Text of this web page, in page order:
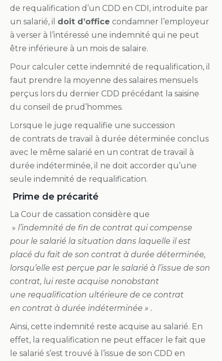
de requalification d’un CDD en CDI, introduite par
un salarié, il doit d’office condamner l’employeur
à verser à l’intéressé une indemnité qui ne peut
être inférieure à un mois de salaire.
Pour calculer cette indemnité de requalification, il
faut prendre la moyenne des salaires mensuels
perçus lors du dernier CDD précédant la saisine
du conseil de prud’hommes.
Lorsque le juge requalifie une succession
de contrats de travail à durée déterminée conclus
avec le même salarié en un contrat de travail à
durée indéterminée, il ne doit accorder qu’une
seule indemnité de requalification.
Prime de précarité
La Cour de cassation considère que
» l’indemnité de fin de contrat qui compense
pour le salarié la situation dans laquelle il est
placé du fait de son contrat à durée déterminée,
lorsqu’elle est perçue par le salarié à l’issue de son
contrat, lui reste acquise nonobstant
une requalification ultérieure de ce contrat
en contrat à durée indéterminée » .
Ainsi, cette indemnité reste acquise au salarié. En
effet, la requalification ne peut effacer le fait que
le salarié s’est trouvé à l’issue de son CDD en